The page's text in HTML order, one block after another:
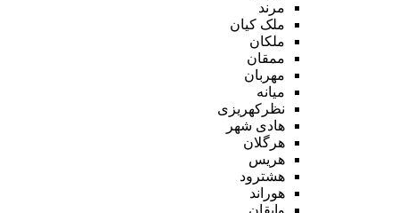
مرند
ملک کیان
ملکان
ممقان
مهربان
میانه
نظرکهریزی
هادی شهر
هرگلان
هریس
هشترود
هوراند
وایقان